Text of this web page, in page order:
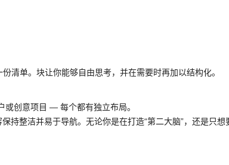
清单。块让你能够自由思考，并在需要时再加以结构化。
创意项目 — 每个都有独立布局。
持整洁并易于导航。无论你是在打造“第二大脑”，还是只想